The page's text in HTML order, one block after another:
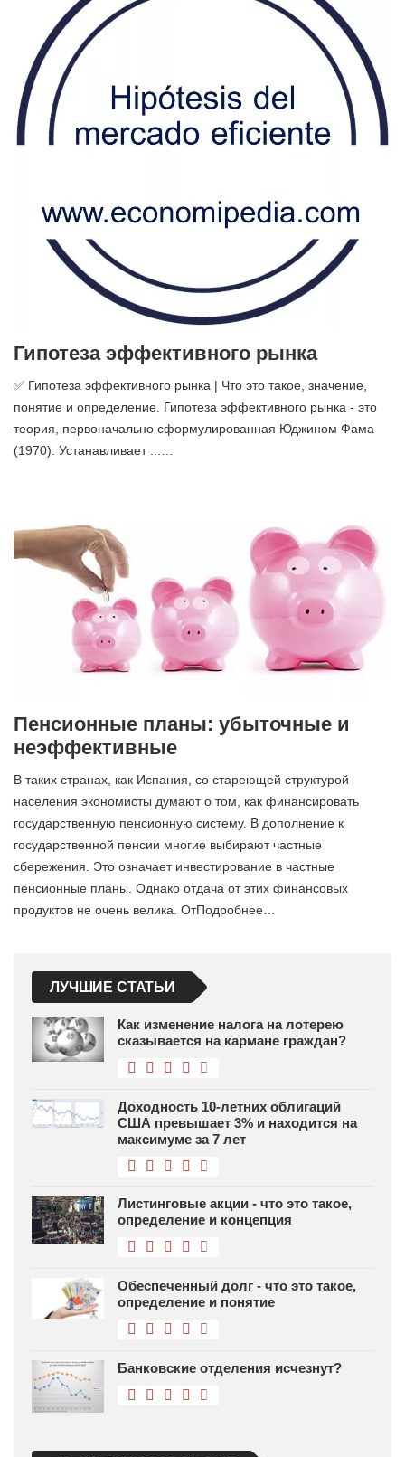
Гипотеза эффективного рынка
✅ Гипотеза эффективного рынка | Что это такое, значение,
понятие и определение. Гипотеза эффективного рынка - это
теория, первоначально сформулированная Юджином Фама
(1970). Устанавливает ...…
Пенсионные планы: убыточные и
неэффективные
В таких странах, как Испания, со стареющей структурой
населения экономисты думают о том, как финансировать
государственную пенсионную систему. В дополнение к
государственной пенсии многие выбирают частные
сбережения. Это означает инвестирование в частные
пенсионные планы. Однако отдача от этих финансовых
продуктов не очень велика. ОтПодробнее…
ЛУЧШИЕ СТАТЬИ
Как изменение налога на лотерею
сказывается на кармане граждан?
Доходность 10-летних облигаций
США превышает 3% и находится на
максимуме за 7 лет
Листинговые акции - что это такое,
определение и концепция
Обеспеченный долг - что это такое,
определение и понятие
Банковские отделения исчезнут?